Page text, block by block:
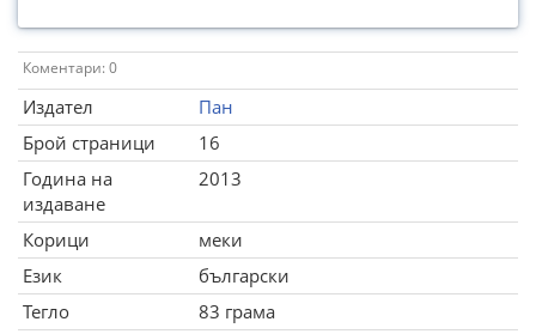
Коментари: 0
Издател
Пан
Брой страници
16
Година на
издаване
2013
Корици
меки
Език
български
Тегло
83 грама